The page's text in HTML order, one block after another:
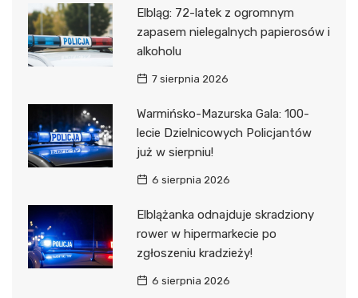
Elbląg: 72-latek z ogromnym
zapasem nielegalnych papierosów i
alkoholu
7 sierpnia 2026
Warmińsko-Mazurska Gala: 100-
lecie Dzielnicowych Policjantów
już w sierpniu!
6 sierpnia 2026
Elblążanka odnajduje skradziony
rower w hipermarkecie po
zgłoszeniu kradzieży!
6 sierpnia 2026